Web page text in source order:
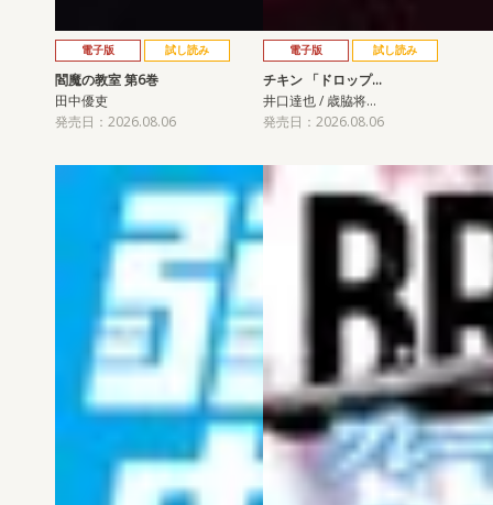
電子版 試し読み
閻魔の教室 第6巻
田中優吏
発売日：2026.08.06
電子版 試し読み
チキン 「ドロップ…
井口達也 / 歳脇将…
発売日：2026.08.06